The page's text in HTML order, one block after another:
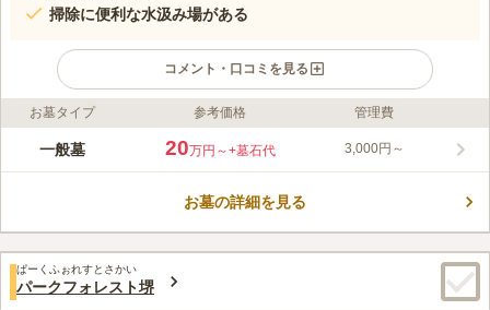
掃除に便利な水汲み場がある
コメント・口コミを見る
ライフドット編集部のコメント
堺市の住宅地に位置する段々畑のような墓地で、どちらの区画も
ん。 宗教の制限がなく、信仰している宗教を大切にできるのも
口コミ評価
みんなの評価
お墓の前に、花屋さんがあります。併設しているため、利便性は
お墓タイプ 参考価格 管理費
一般墓 20万円～+墓石代 3,000円～
お墓の詳細を見る
ぱーくふぉれすとさかい
パークフォレスト堺